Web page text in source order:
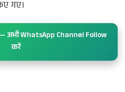
गए।
अभी WhatsApp Channel Follow
करें